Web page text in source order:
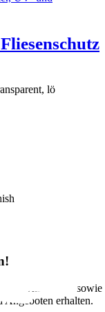
lö
im Onlineshop sowie
Angeboten erhalten.